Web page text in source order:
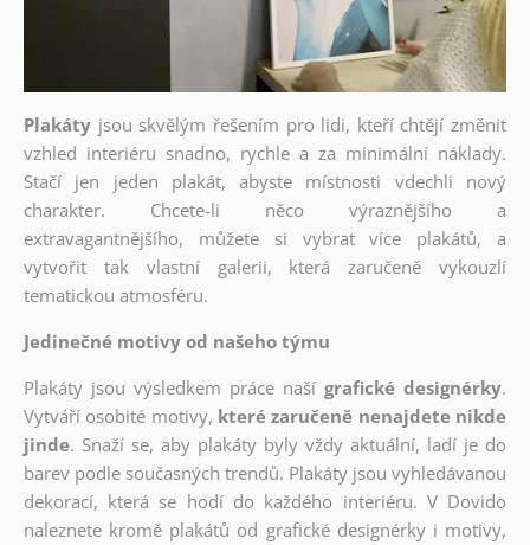
Plakáty jsou skvělým řešením pro lidi, kteří chtějí změnit
vzhled interiéru snadno, rychle a za minimální náklady.
Stačí jen jeden plakát, abyste místnosti vdechli nový
charakter. Chcete-li něco výraznějšího a
extravagantnějšího, můžete si vybrat více plakátů, a
vytvořit tak vlastní galerii, která zaručeně vykouzlí
tematickou atmosféru.
Jedinečné motivy od našeho týmu
Plakáty jsou výsledkem práce naší grafické designérky.
Vytváří osobité motivy, které zaručeně nenajdete nikde
jinde. Snaží se, aby plakáty byly vždy aktuální, ladí je do
barev podle současných trendů. Plakáty jsou vyhledávanou
dekorací, která se hodí do každého interiéru. V Dovido
naleznete kromě plakátů od grafické designérky i motivy,